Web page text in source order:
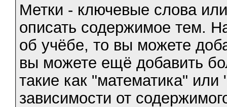
Метки - ключевые слова
описать содержимое тем.
об учёбе, то вы можете
вы можете ещё добавить
такие как "математика"
зависимости от